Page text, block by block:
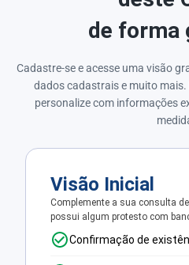
de forma
Cadastre-se e acesse uma visão
dados cadastrais e muito
personalize com informações
Visão Inicial
Complemente a sua consulta
possui algum protesto com
Confirmação de